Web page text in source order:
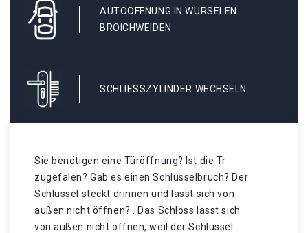
AUTOÖFFNUNG IN WÜRSELEN
BROICHWEIDEN
SCHLIESSZYLINDER WECHSELN.
Sie benötigen eine Türöffnung? Ist die Tr
zugefalen? Gab es einen Schlüsselbruch? Der
Schlüssel steckt drinnen und lässt sich von
außen nicht öffnen? . Das Schloss lässt sich
von außen nicht öffnen, weil der Schlüssel